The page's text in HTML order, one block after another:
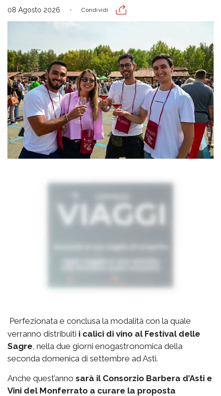
08 Agosto 2026 Condividi
Perfezionata e conclusa la modalità con la quale
verranno distribuiti i calici di vino al Festival delle
Sagre , nella due giorni enogastronomica della
seconda domenica di settembre ad Asti.
Anche quest’anno sarà il Consorzio Barbera d’Asti e
Vini del Monferrato a curare la proposta